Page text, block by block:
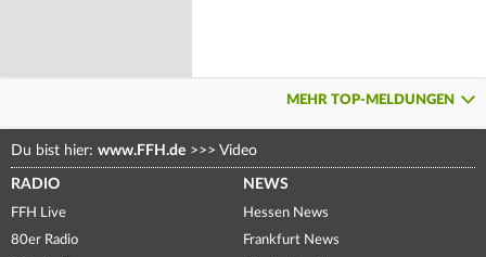
MEHR TOP-MELDUNGEN
Du bist hier: www.FFH.de >>> Video
RADIO
FFH Live
80er Radio
NEWS
Hessen News
Frankfurt News